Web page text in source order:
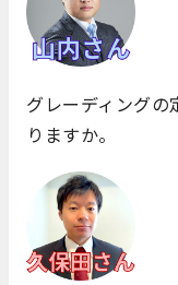
グレーディング
りますか。